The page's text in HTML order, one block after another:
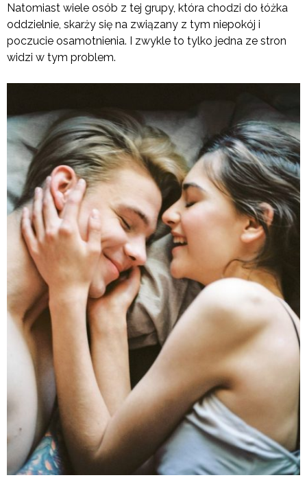
Natomiast wiele osób z tej grupy, która chodzi do łóżka
oddzielnie, skarży się na związany z tym niepokój i
poczucie osamotnienia. I zwykle to tylko jedna ze stron
widzi w tym problem.